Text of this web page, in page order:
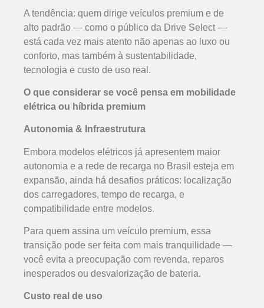
A tendência: quem dirige veículos premium e de
alto padrão — como o público da Drive Select —
está cada vez mais atento não apenas ao luxo ou
conforto, mas também à sustentabilidade,
tecnologia e custo de uso real.
O que considerar se você pensa em mobilidade
elétrica ou híbrida premium
Autonomia & Infraestrutura
Embora modelos elétricos já apresentem maior
autonomia e a rede de recarga no Brasil esteja em
expansão, ainda há desafios práticos: localização
dos carregadores, tempo de recarga, e
compatibilidade entre modelos.
Para quem assina um veículo premium, essa
transição pode ser feita com mais tranquilidade —
você evita a preocupação com revenda, reparos
inesperados ou desvalorização de bateria.
Custo real de uso